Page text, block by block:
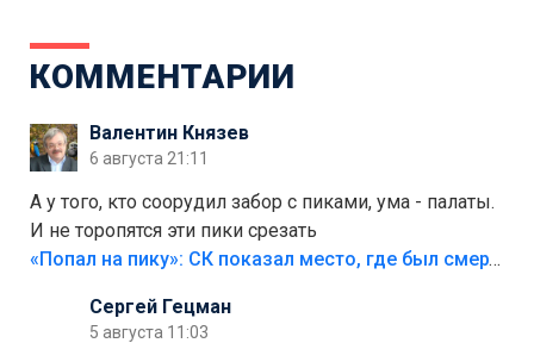
КОММЕНТАРИИ
Валентин Князев
6 августа 21:11
А у того, кто соорудил забор с пиками, ума - палаты.
И не торопятся эти пики срезать
«Попал на пику»: СК показал место, где был смертельно травмирован ребенок в Тольятти
Сергей Гецман
5 августа 11:03